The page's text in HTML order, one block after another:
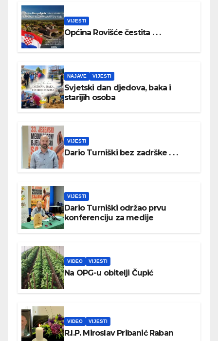
VIJESTI
Općina Rovišće čestita . . .
NAJAVE VIJESTI
Svjetski dan djedova, baka i
starijih osoba
VIJESTI
Dario Turniški bez zadrške . . .
VIJESTI
Dario Turniški održao prvu
konferenciju za medije
VIDEO VIJESTI
Na OPG-u obitelji Čupić
VIDEO VIJESTI
R.I.P. Miroslav Pribanić Raban